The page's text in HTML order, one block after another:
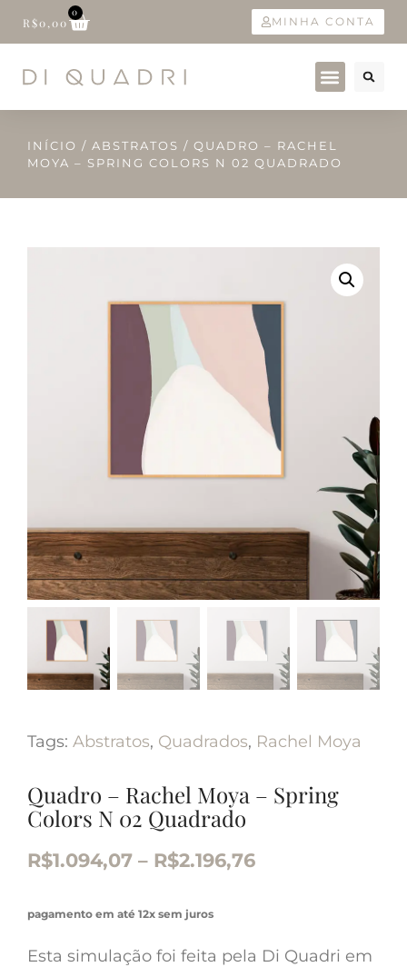
R$0,00
0
MINHA CONTA
INÍCIO / ABSTRATOS / QUADRO – RACHEL
MOYA – SPRING COLORS N 02 QUADRADO
Tags: Abstratos, Quadrados, Rachel Moya
Quadro – Rachel Moya – Spring
Colors N 02 Quadrado
R$1.094,07 – R$2.196,76
pagamento em até 12x sem juros
Esta simulação foi feita pela Di Quadri em